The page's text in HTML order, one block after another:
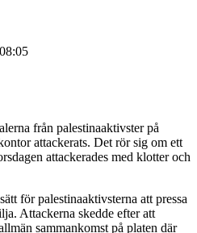
från palestinaaktivster på
attackerats. Det rör sig om ett
attackerades med klotter och
för palestinaaktivsterna att pressa
Attackerna skedde efter att
sammankomst på platen där